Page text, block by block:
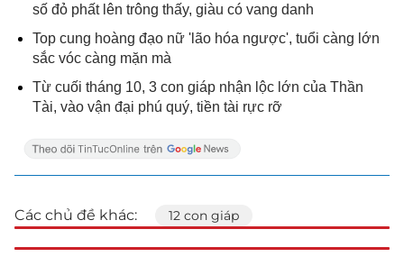
số đỏ phất lên trông thấy, giàu có vang danh
Top cung hoàng đạo nữ 'lão hóa ngược', tuổi càng lớn
sắc vóc càng mặn mà
Từ cuối tháng 10, 3 con giáp nhận lộc lớn của Thần
Tài, vào vận đại phú quý, tiền tài rực rỡ
Các chủ đề khác: 12 con giáp